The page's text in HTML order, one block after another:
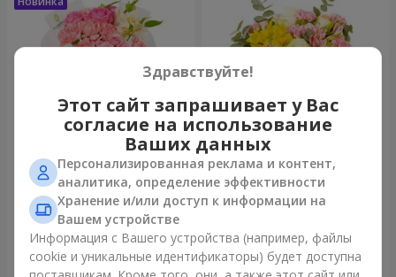
Букет "Розовый зефир"
1 411 грн
Заказать
Букет "Дзинтарс"
Заказать
Здравствуйте!
Этот сайт запрашивает у Вас
согласие на использование
Ваших данных
Персонализированная реклама и контент,
аналитика, определение эффективности
Хранение и/или доступ к информации на
Вашем устройстве
Информация с Вашего устройства (например, файлы
cookie и уникальные идентификаторы) будет доступна